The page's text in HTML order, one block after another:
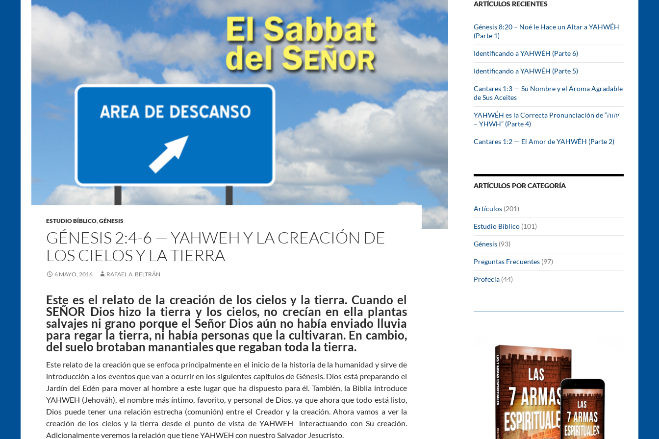
ESTUDIO BÍBLICO,GÉNESIS
GÉNESIS 2:4-6 — YAHWEH Y LA CREACIÓN DE
LOS CIELOS Y LA TIERRA
6 MAYO, 2016 RAFAEL A. BELTRÁN
Este es el relato de la creación de los cielos y la tierra. Cuando el
SEÑOR Dios hizo la tierra y los cielos, no crecían en ella plantas
salvajes ni grano porque el Señor Dios aún no había enviado lluvia
para regar la tierra, ni había personas que la cultivaran. En cambio,
del suelo brotaban manantiales que regaban toda la tierra.
Este relato de la creación que se enfoca principalmente en el inicio de la historia de la humanidad y sirve de
introducción a los eventos que van a ocurrir en los siguientes capítulos de Génesis. Dios está preparando el
Jardín del Edén para mover al hombre a este lugar que ha dispuesto para él. También, la Biblia introduce
YAHWEH (Jehováh), el nombre más íntimo, favorito, y personal de Dios, ya que ahora que todo está listo,
Dios puede tener una relación estrecha (comunión) entre el Creador y la creación. Ahora vamos a ver la
creación de los cielos y la tierra desde el punto de vista de YAHWEH interactuando con Su creación.
Adicionalmente veremos la relación que tiene YAHWEH con nuestro Salvador Jesucristo.
r
ARTÍCULOS RECIENTES
Génesis 8:20 – Noé le Hace un Altar a YAHWÉH
(Parte 1)
Identificando a YAHWÉH (Parte 6)
Identificando a YAHWÉH (Parte 5)
Cantares 1:3 — Su Nombre y el Aroma Agradable
de Sus Aceites
YAHWÉH es la Correcta Pronunciación de “יהוה
– YHWH” (Parte 4)
Cantares 1:2 — El Amor de YAHWÉH (Parte 2)
ARTÍCULOS POR CATEGORÍA
Artículos (201)
Estudio Bíblico (101)
Génesis (93)
Preguntas Frecuentes (97)
Profecía (44)